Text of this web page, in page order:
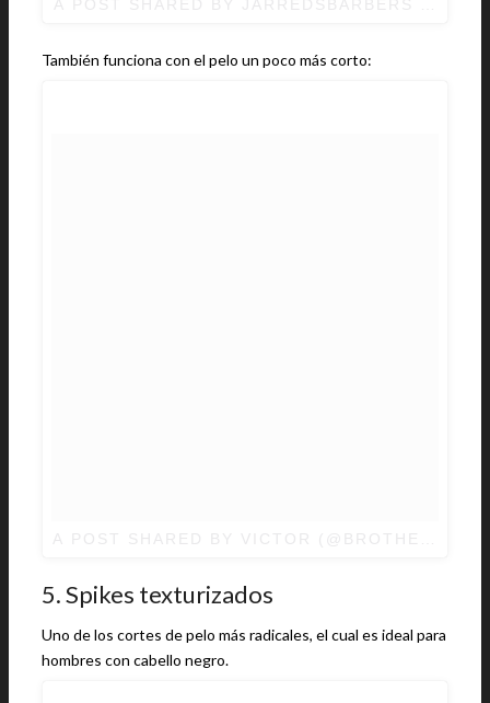
También funciona con el pelo un poco más corto:
5. Spikes texturizados
Uno de los cortes de pelo más radicales, el cual es ideal para
hombres con cabello negro.